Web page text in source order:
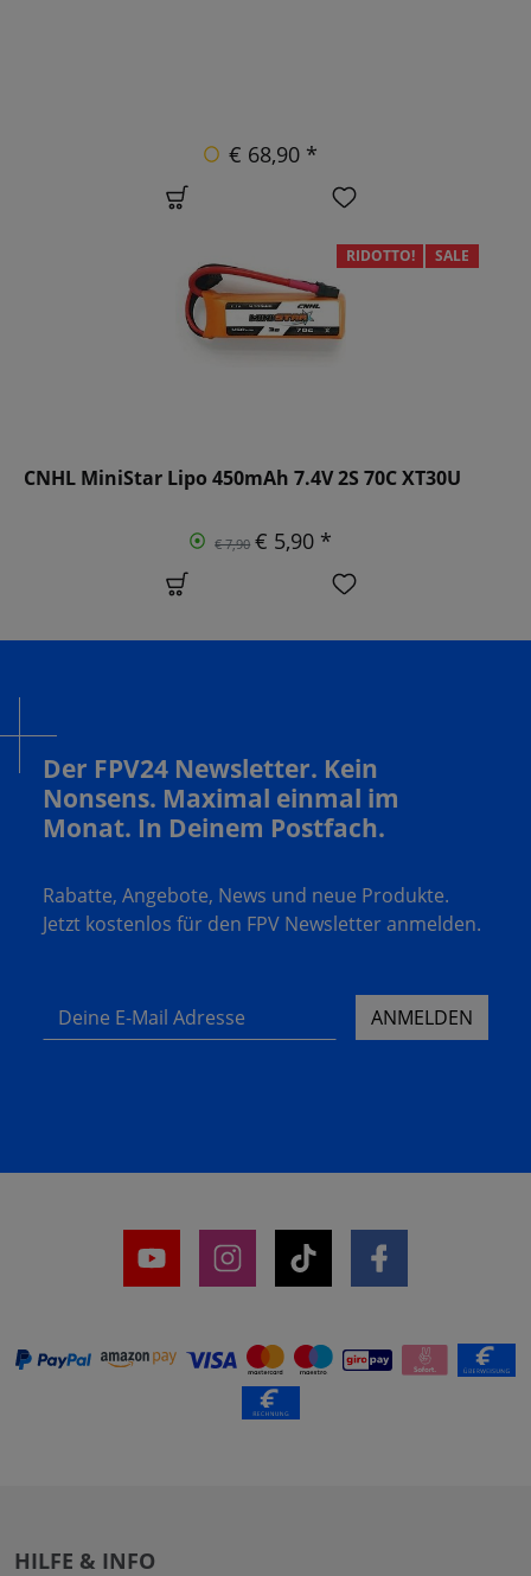
€ 68,90 *
RIDOTTO! SALE
CNHL MiniStar Lipo 450mAh 7.4V 2S 70C XT30U
€ 7,90 € 5,90 *
Der FPV24 Newsletter. Kein
Nonsens. Maximal einmal im
Monat. In Deinem Postfach.
Rabatte, Angebote, News und neue Produkte.
Jetzt kostenlos für den FPV Newsletter anmelden.
Deine E-Mail Adresse ANMELDEN
HILFE & INFO